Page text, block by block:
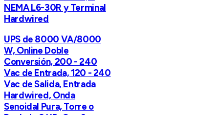
NEMA L6-30R y Terminal
Hardwired
UPS de 8000 VA/8000
W, Online Doble
Conversión, 200 - 240
Vac de Entrada, 120 - 240
Vac de Salida, Entrada
Hardwired, Onda
Senoidal Pura, Torre o